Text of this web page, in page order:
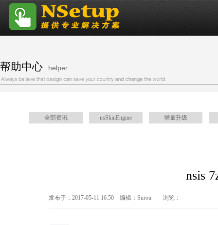
帮助中心 helper
全部资讯 nsSkinEngine
增量升级
nsis
发布于：2017-05-11 16:50 编辑：Surou 浏览：